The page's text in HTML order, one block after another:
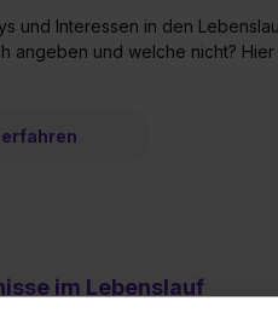
und Interessen in den
angeben und welche nicht?
im Lebenslauf